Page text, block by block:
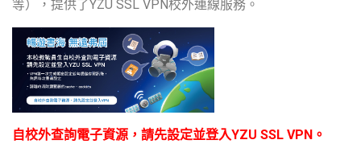
等），提供了YZU SSL VPN校外連線服務。
自校外查詢電子資源，請先設定並登入YZU SSL VPN。